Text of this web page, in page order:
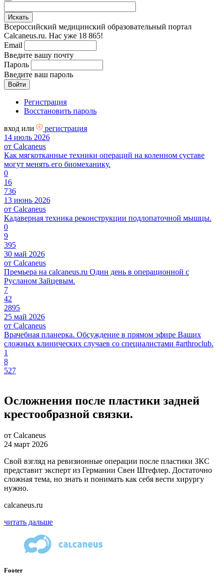
Всероссийский медицинский образовательный портал
Calcaneus.ru. Нас уже 18 865!
Email
Введите вашу почту
Пароль
Введите ваш пароль
Регистрация
Восстановить пароль
вход или
регистрация
14 июль 2026
от Calcaneus
Как мягкотканные техники операций на коленном суставе
могут менять его биомеханику.
0
16
736
13 июнь 2026
от Calcaneus
Кадаверная техника реконструкции подлопаточной мышцы.
0
9
395
30 май 2026
от Calcaneus
Премьера на calcaneus.ru Один день в операционной с
Русланом Зайцевым.
7
42
2895
25 май 2026
от Calcaneus
Врачебная планерка. Обсуждение в прямом эфире Ваших
сложных клинических случаев со специалистами #arthroclub.
1
8
527
Осложнения после пластики задней
крестообразной связки.
от Calcaneus
24 март 2026
Свой взгляд на ревизионные операции после пластики ЗКС
представит эксперт из Германии Свен Штефлер. Достаточно
сложная тема, но знать и понимать как себя вести хирургу
нужно.
calcaneus.ru
читать дальше
Footer